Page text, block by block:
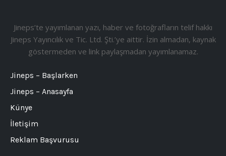
Jineps’te yayımlanan yazı, haber ve fotoğrafların telif hakkı
Jineps Yayıncılık ve Tic. Ltd. Şti.’ye aittir. İzin almadan, kaynak
göstermeden ve link paylaşmadan yayımlanamaz.
Jineps – Başlarken
Jineps – Anasayfa
Künye
İletişim
Reklam Başvurusu